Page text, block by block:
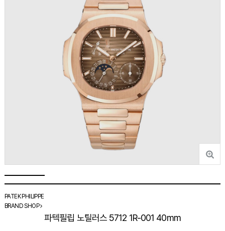
PATEK PHILIPPE
BRAND SHOP
파텍필립 노틸러스 5712 1R-001 40mm